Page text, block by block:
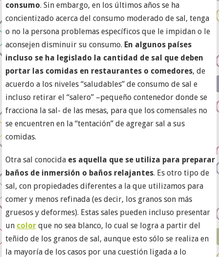
consumo. Sin embargo, en los últimos años se ha
concientizado acerca del consumo moderado de sal, tenga
o no la persona problemas específicos que le impidan o le
aconsejen disminuir su consumo. En algunos países
incluso se ha legislado la cantidad de sal que deben
portar las comidas en restaurantes o comedores, de
acuerdo a los niveles “saludables” de consumo de sal e
incluso retirar el “salero” –pequeño contenedor donde se
fracciona la sal- de las mesas, para que los comensales no
se encuentren en la “tentación” de agregar sal a sus
comidas.
Otra sal conocida es aquella que se utiliza para preparar
baños de inmersión o baños relajantes. Es otro tipo de
sal, con propiedades diferentes a la que utilizamos para
comer y menos refinada (es decir, los granos son más
gruesos y deformes). Estas sales pueden incluso presentar
un color que no sea blanco, lo cual se logra a partir del
teñido de los granos de sal, aunque esto sólo se realiza en
la mayoría de los casos por una cuestión ligada a lo